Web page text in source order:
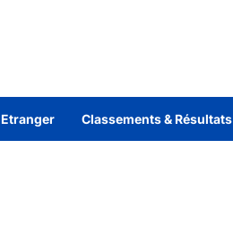
Etranger Classements & Résultats